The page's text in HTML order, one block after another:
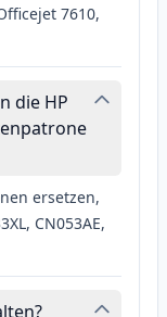
7610,
die HP
ersetzen,
CN053AE,